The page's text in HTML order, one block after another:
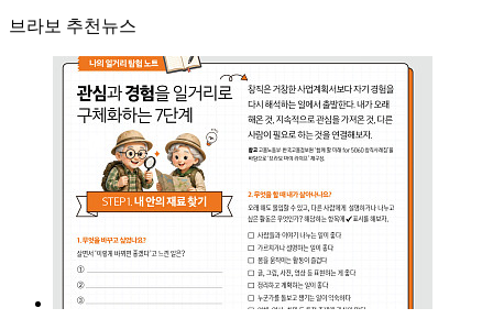
브라보 추천뉴스